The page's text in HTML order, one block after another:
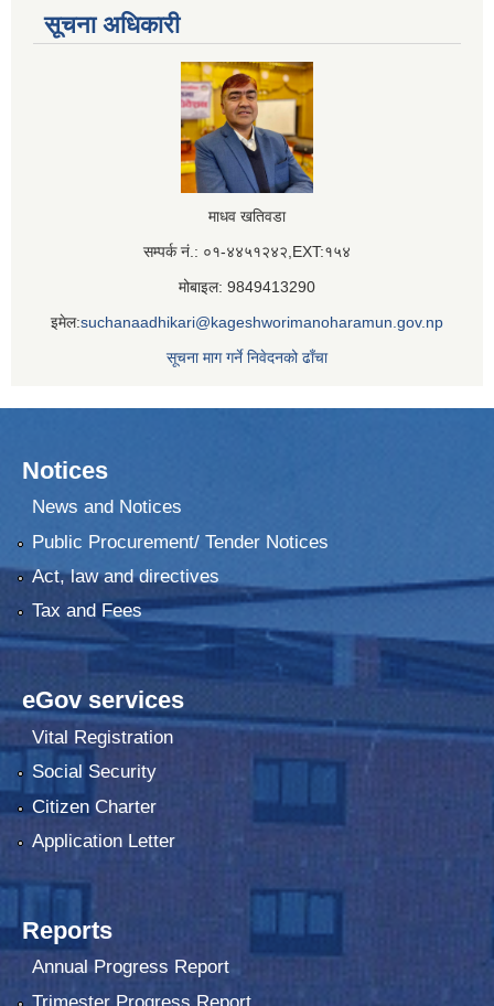
सूचना अधिकारी
माधव खतिवडा
सम्पर्क नं.: ०१-४४५१२४२,EXT:१५४
मोबाइल: 9849413290
इमेल:suchanaadhikari@kageshworimanoharamun.gov.np
सूचना माग गर्ने निवेदनको ढाँचा
Notices
News and Notices
Public Procurement/ Tender Notices
Act, law and directives
Tax and Fees
eGov services
Vital Registration
Social Security
Citizen Charter
Application Letter
Reports
Annual Progress Report